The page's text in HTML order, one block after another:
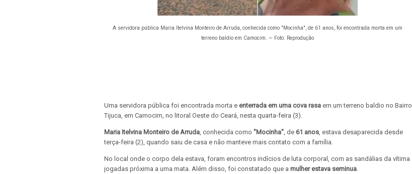
A servidora pública Maria Itelvina Monteiro de Arruda, conhecida como "Mocinha", de 61 anos, foi encontrada morta em um
terreno baldio em Camocim. — Foto: Reprodução
Uma servidora pública foi encontrada morta e enterrada em uma cova rasa em um terreno baldio no Bairro
Tijuca, em Camocim, no litoral Oeste do Ceará, nesta quarta-feira (3).
Maria Itelvina Monteiro de Arruda , conhecida como "Mocinha" , de 61 anos , estava desaparecida desde
terça-feira (2), quando saiu de casa e não manteve mais contato com a família.
No local onde o corpo dela estava, foram encontros indícios de luta corporal, com as sandálias da vítima
jogadas próxima a uma mata. Além disso, foi constatado que a mulher estava seminua